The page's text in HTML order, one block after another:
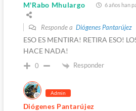
M'Rabo Mhulargo 6 años han
Responde a Diógenes Pantarújez
ESO ES MENTIRA! RETIRA ESO!
HACE NADA!
0 Responder
Admin
Diógenes Pantarújez